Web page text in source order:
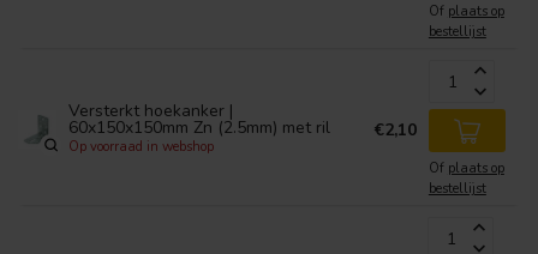
Of plaats op
bestellijst
Versterkt hoekanker |
60x150x150mm Zn (2.5mm) met ril
Op voorraad in webshop
€2,10
Of plaats op
bestellijst